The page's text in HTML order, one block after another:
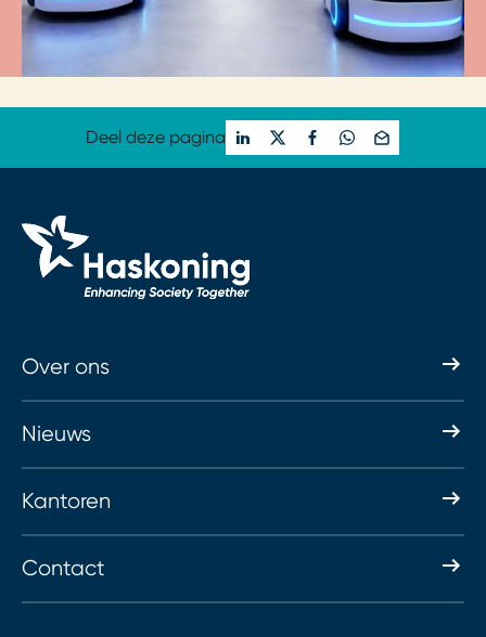
Deel deze pagina
Over ons
Nieuws
Kantoren
Contact